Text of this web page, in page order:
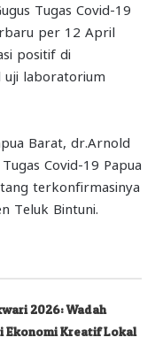
Tugas Covid-19
per 12 April
positif di
uji laboratorium
Barat, dr.Arnold
Covid-19 Papua
terkonfirmasinya
Teluk Bintuni.
2026: Wadah
Ekonomi Kreatif Lokal